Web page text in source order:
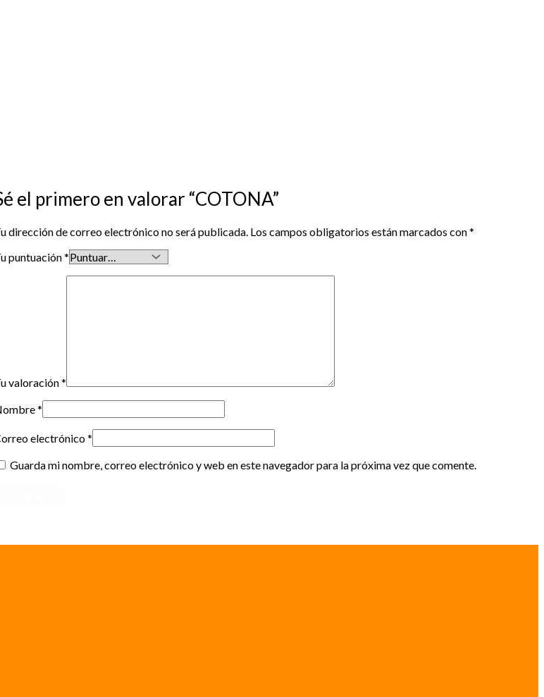
el primero en valorar “COTONA”
dirección de correo electrónico no será publicada. Los campos obligatorios están marcados con*
puntuación*
valoración*
*
electrónico*
Guarda mi nombre, correo electrónico y web en este navegador para la próxima vez que comente.